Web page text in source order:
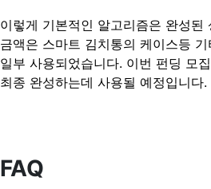
이렇게 기본적인 알고리즘은 완성된
금액은 스마트 김치통의 케이스등
일부 사용되었습니다. 이번 펀딩 모
최종 완성하는데 사용될 예정입니다.
FAQ